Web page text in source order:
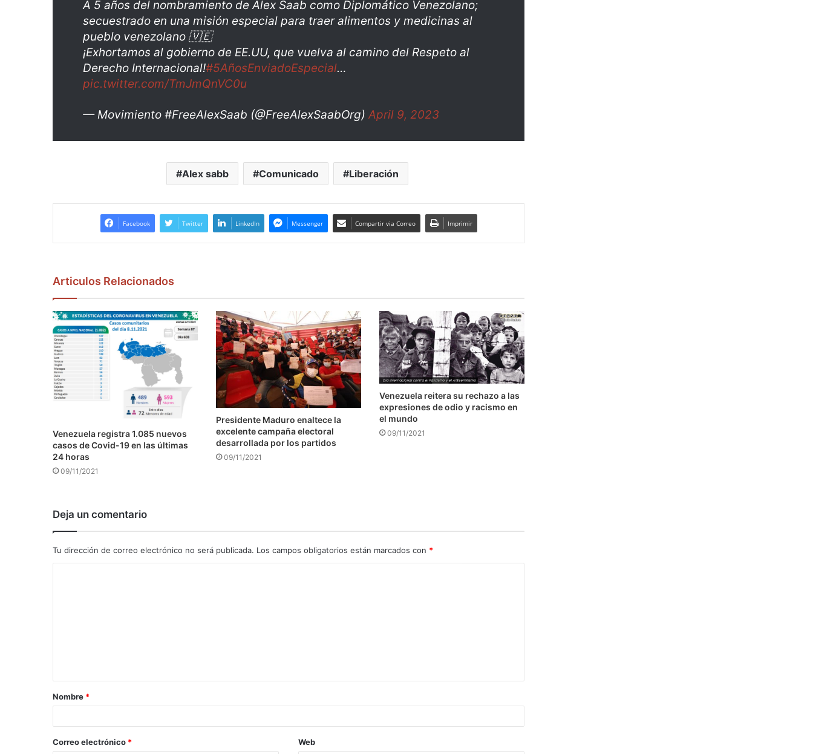
A 5 años del nombramiento de Alex Saab como Diplomático Venezolano;
secuestrado en una misión especial para traer alimentos y medicinas al
pueblo venezolano 🇻🇪
¡Exhortamos al gobierno de EE.UU, que vuelva al camino del Respeto al
Derecho Internacional!#5AñosEnviadoEspecial…
pic.twitter.com/TmJmQnVC0u
— Movimiento #FreeAlexSaab (@FreeAlexSaabOrg) April 9, 2023
Alex sabb Comunicado Liberación
Facebook Twitter LinkedIn Messenger Compartir via Correo Imprimir
Articulos Relacionados
Venezuela registra 1.085 nuevos
casos de Covid-19 en las últimas
24 horas
09/11/2021
Presidente Maduro enaltece la
excelente campaña electoral
desarrollada por los partidos
09/11/2021
Venezuela reitera su rechazo a las
expresiones de odio y racismo en
el mundo
09/11/2021
Deja un comentario
Tu dirección de correo electrónico no será publicada. Los campos obligatorios están marcados con *
a
r
Nombre *
Correo electrónico * Web